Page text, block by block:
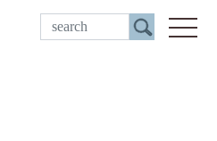
ご来店予約